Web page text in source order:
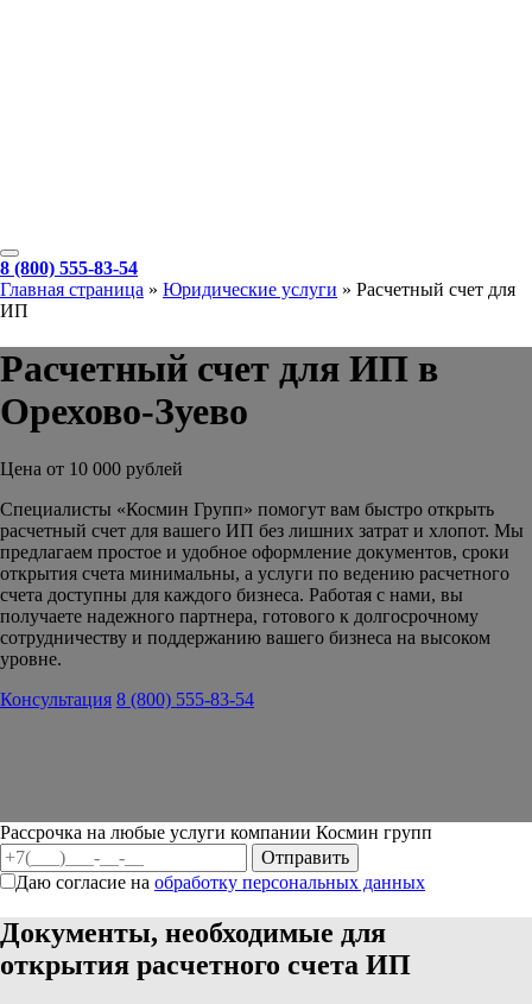
8 (800) 555-83-54
Главная страница » Юридические услуги » Расчетный счет для
ИП
Расчетный счет для ИП в
Орехово-Зуево
Цена от 10 000 рублей
Специалисты «Космин Групп» помогут вам быстро открыть
расчетный счет для вашего ИП без лишних затрат и хлопот. Мы
предлагаем простое и удобное оформление документов, сроки
открытия счета минимальны, а услуги по ведению расчетного
счета доступны для каждого бизнеса. Работая с нами, вы
получаете надежного партнера, готового к долгосрочному
сотрудничеству и поддержанию вашего бизнеса на высоком
уровне.
Консультация 8 (800) 555-83-54
Рассрочка на любые услуги компании Космин групп
Даю согласие на обработку персональных данных
Документы, необходимые для
открытия расчетного счета ИП